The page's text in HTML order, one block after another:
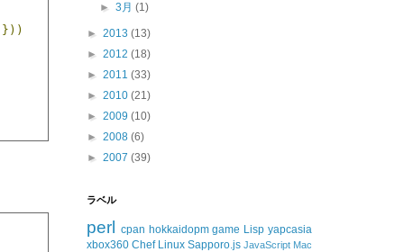
►3月(1)
► 2013 (13)
► 2012 (18)
► 2011 (33)
► 2010 (21)
► 2009 (10)
► 2008 (6)
► 2007 (39)
ラベル
perl cpan hokkaidopm game Lisp yapcasia
xbox360 Chef Linux Sapporo.js JavaScript Mac